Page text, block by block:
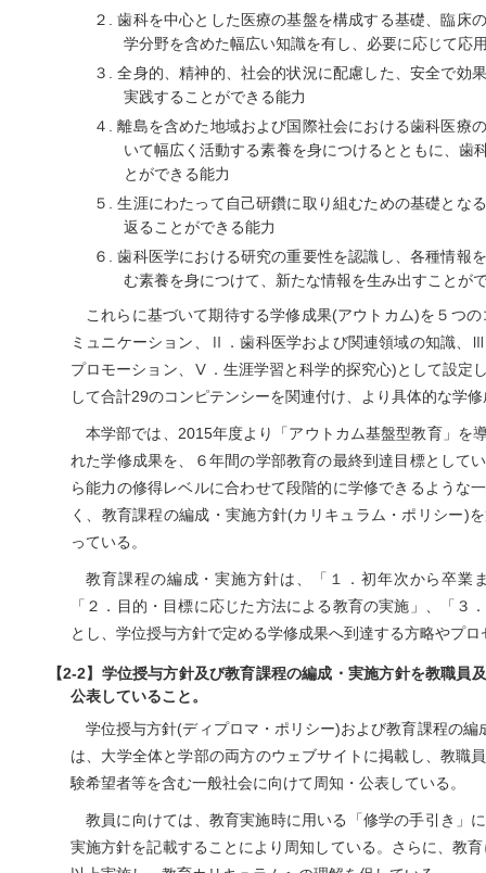
２. 歯科を中心とした医療の基盤を構成する基礎、臨床
学分野を含めた幅広い知識を有し、必要に応じて応
３. 全身的、精神的、社会的状況に配慮した、安全で効
実践することができる能力
４. 離島を含めた地域および国際社会における歯科医療
いて幅広く活動する素養を身につけるとともに、歯
とができる能力
５. 生涯にわたって自己研鑽に取り組むための基礎とな
返ることができる能力
６. 歯科医学における研究の重要性を認識し、各種情報
む素養を身につけて、新たな情報を生み出すことが
これらに基づいて期待する学修成果(アウトカム)を５つ
ミュニケーション、Ⅱ．歯科医学および関連領域の知識
プロモーション、Ⅴ．生涯学習と科学的探究心)として設定
して合計29のコンピテンシーを関連付け、より具体的な学
本学部では、2015年度より「アウトカム基盤型教育」を
れた学修成果を、６年間の学部教育の最終到達目標として
ら能力の修得レベルに合わせて段階的に学修できるような
く、教育課程の編成・実施方針(カリキュラム・ポリシー)
っている。
教育課程の編成・実施方針は、「１．初年次から卒業
「２．目的・目標に応じた方法による教育の実施」、「３
とし、学位授与方針で定める学修成果へ到達する方略やプ
【2-2】学位授与方針及び教育課程の編成・実施方針を教職員
公表していること。
学位授与方針(ディプロマ・ポリシー)および教育課程の
は、大学全体と学部の両方のウェブサイトに掲載し、教職
験希望者等を含む一般社会に向けて周知・公表している。
教員に向けては、教育実施時に用いる「修学の手引き」
実施方針を記載することにより周知している。さらに、教